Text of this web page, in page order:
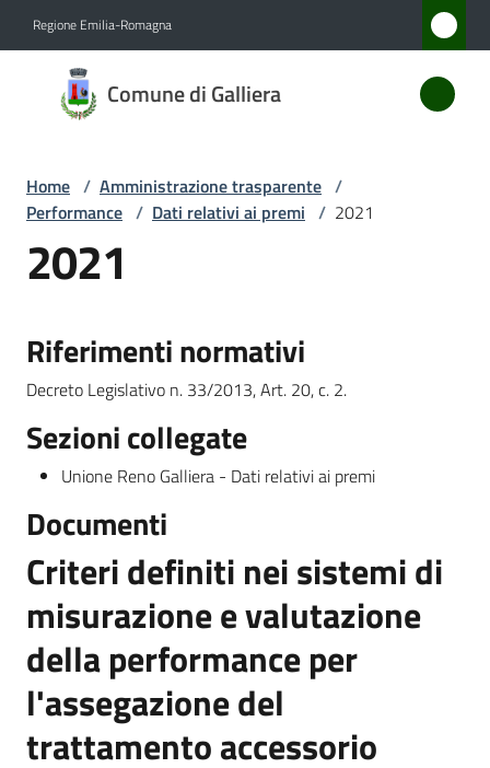
Regione Emilia-Romagna
Comune di Galliera
Comune
di
Menu selezionato
Servizi
Galliera
Amministrazione
Trasparente
Menu selezionato
Tutti
gli
argomenti...
Home / Amministrazione trasparente /
Performance / Dati relativi ai premi / 2021
2021
Riferimenti normativi
Decreto Legislativo n. 33/2013, Art. 20, c. 2.
Sezioni collegate
Unione Reno Galliera - Dati relativi ai premi
Documenti
Criteri definiti nei sistemi di
misurazione e valutazione
della performance per
l'assegazione del
trattamento accessorio